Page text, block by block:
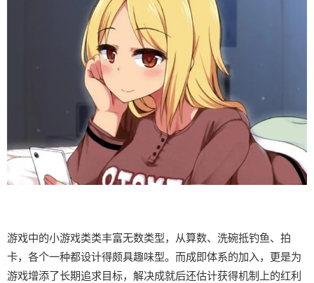
游戏中的小游戏类类丰富无数类型，从算数、洗碗抵钓鱼、拍
卡，各个一种都设计得颇具趣味型。而​​成即体系的加入​​，更是为
游戏增添了长期追求目标，解决成就后还估计获得机制上的红利